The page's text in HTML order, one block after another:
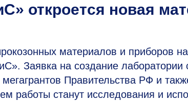
откроется новая
материалов и приборов
Заявка на создание лаборатории
мегагрантов Правительства РФ и
работы станут исследования и